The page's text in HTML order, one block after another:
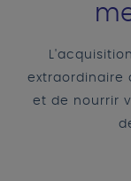
extraordinaire
et de nourrir